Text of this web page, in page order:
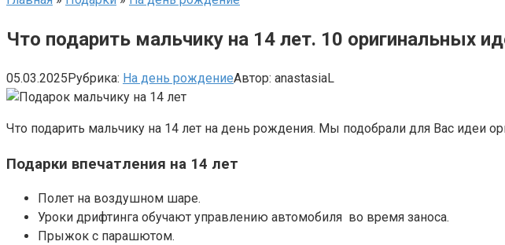
Что подарить мальчику на 14 лет. 10 оригинальных
05.03.2025Рубрика: На день рождениеАвтор: anastasiaL
Что подарить мальчику на 14 лет на день рождения. Мы подобрали для Вас идеи
Подарки впечатления на 14 лет
Полет на воздушном шаре.
Уроки дрифтинга обучают управлению автомобиля во время заноса.
Прыжок с парашютом.